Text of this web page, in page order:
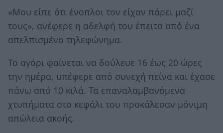
«Μου είπε ότι ένοπλοι τον είχαν πάρει μαζί
τους», ανέφερε η αδελφή του έπειτα από ένα
απελπισμένο τηλεφώνημα.
Το αγόρι φαίνεται να δούλευε 16 έως 20 ώρες
την ημέρα, υπέφερε από συνεχή πείνα και έχασε
πάνω από 10 κιλά. Τα επαναλαμβανόμενα
χτυπήματα στο κεφάλι του προκάλεσαν μόνιμη
απώλεια ακοής.